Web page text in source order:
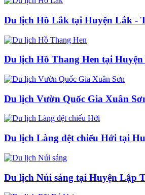
Du lịch Hồ Lắk tại Huyện Lắk -
Du lịch Hồ Thang Hen tại
Du lịch Vườn Quốc Gia Xuân
Du lịch Làng dệt chiếu Hới tại
Du lịch Núi sáng tại Huyện Lập